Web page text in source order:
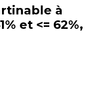
à
et <= 62%,